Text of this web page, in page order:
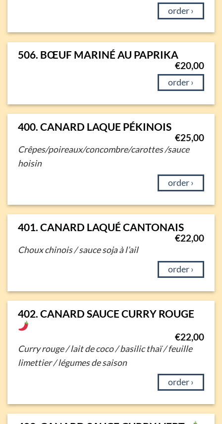
order ›
506. BŒUF MARINÉ AU PAPRIKA
€20,00
order ›
400. CANARD LAQUE PÉKINOIS
€25,00
Crêpes/poireaux/concombre/carottes /sauce
hoisin
order ›
401. CANARD LAQUÉ CANTONAIS
€22,00
Choux chinois / sauce soja à l’ail
order ›
402. CANARD SAUCE CURRY ROUGE
€22,00
Curry rouge / lait de coco / basilic thaï /feuille
limettier / légumes de saison
order ›